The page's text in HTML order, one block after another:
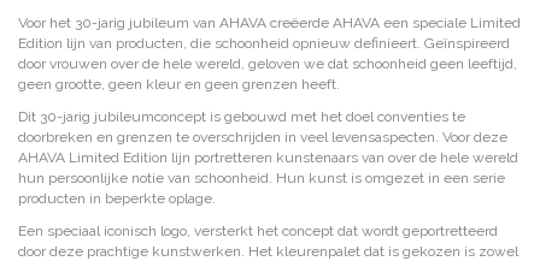
Voor het 30-jarig jubileum van AHAVA creëerde AHAVA een speciale Limited
Edition lijn van producten, die schoonheid opnieuw definieert. Geïnspireerd
door vrouwen over de hele wereld, geloven we dat schoonheid geen leeftijd,
geen grootte, geen kleur en geen grenzen heeft.
Dit 30-jarig jubileumconcept is gebouwd met het doel conventies te
doorbreken en grenzen te overschrijden in veel levensaspecten. Voor deze
AHAVA Limited Edition lijn portretteren kunstenaars van over de hele wereld
hun persoonlijke notie van schoonheid. Hun kunst is omgezet in een serie
producten in beperkte oplage.
Een speciaal iconisch logo, versterkt het concept dat wordt geportretteerd
door deze prachtige kunstwerken. Het kleurenpalet dat is gekozen is zowel